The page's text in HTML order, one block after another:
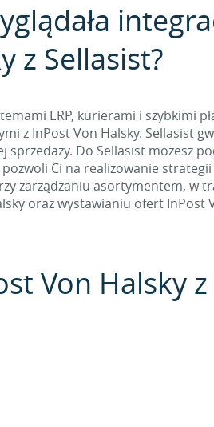
z Sellasist?
ERP, kurierami i szybkimi
z InPost Von Halsky. Sellasist
Do Sellasist możesz
Ci na realizowanie
zarządzaniu asortymentem, w
oraz wystawianiu ofert InPost
Von Halsky z